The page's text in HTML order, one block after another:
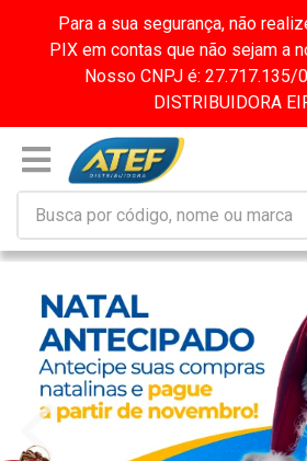
Para a sua segurança, não
PIX em contas que não sejam a
Nosso CNPJ é: 27.717.135/
DISTRIBUIDORA